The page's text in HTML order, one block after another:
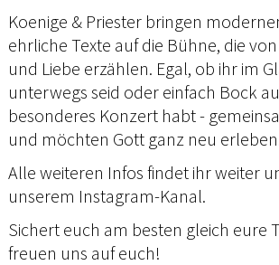
Koenige & Priester bringen
ehrliche Texte auf die Bühne, die
und Liebe erzählen. Egal, ob ihr im
unterwegs seid oder einfach Bock
besonderes Konzert habt -
und möchten Gott ganz neu
Alle weiteren Infos findet ihr weiter
unserem Instagram-Kanal.
Sichert euch am besten gleich eure
freuen uns auf euch!